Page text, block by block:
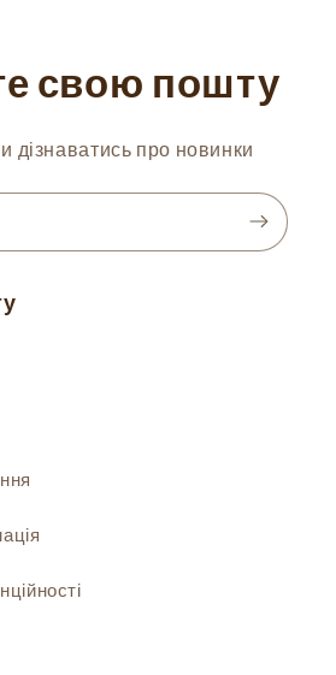
свою пошту
про новинки